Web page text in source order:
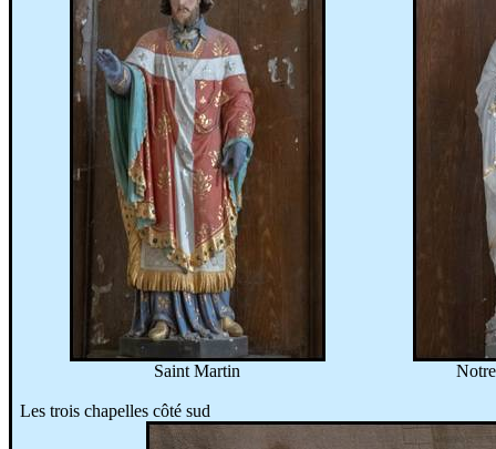
Saint Martin
Les trois chapelles côté sud